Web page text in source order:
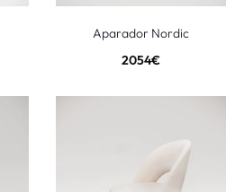
Aparador Nordic
2054€